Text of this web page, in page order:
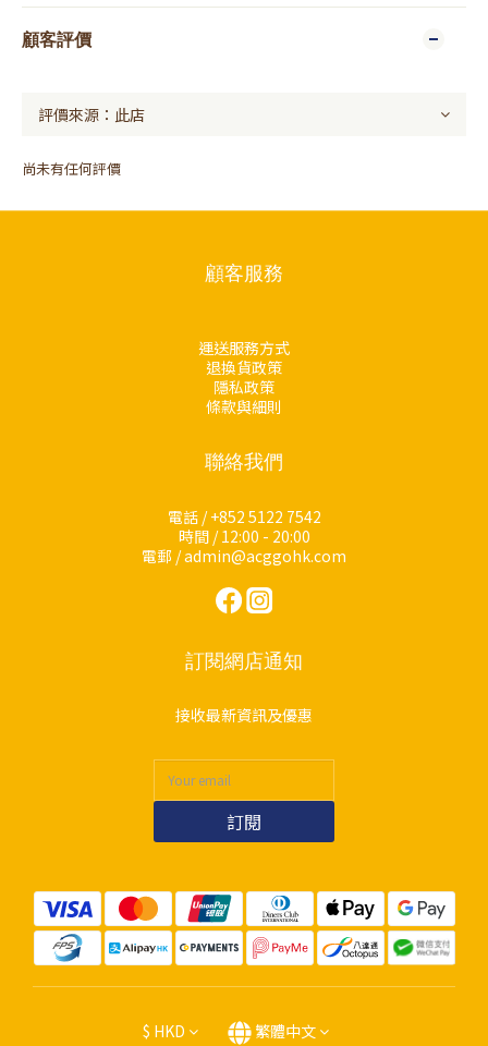
顧客評價
尚未有任何評價
顧客服務
運送服務方式
退換貨政策
隱私政策
條款與細則
聯絡我們
電話 / +852 5122 7542
時間 / 12:00 - 20:00
電郵 / admin@acggohk.com
訂閱網店通知
接收最新資訊及優惠
訂閱
$ HKD 繁體中文